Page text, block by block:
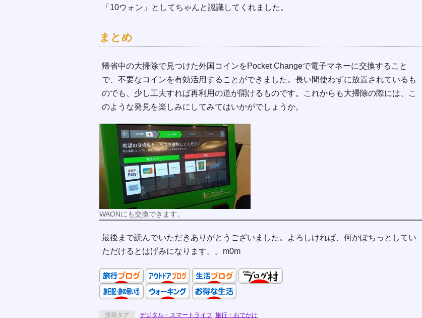
「10ウォン」としてちゃんと認識してくれました。
まとめ
帰省中の大掃除で見つけた外国コインをPocket Changeで電子マネーに交換すること
で、不要なコインを有効活用することができました。長い間使わずに放置されているも
のでも、少し工夫すれば再利用の道が開けるものです。これからも大掃除の際には、こ
のような発見を楽しみにしてみてはいかがでしょうか。
WAONにも交換できます。
最後まで読んでいただきありがとうございました。よろしければ、何かぽちっとしてい
ただけるとはげみになります。。m0m
投稿タグ デジタル・スマートライフ, 旅行・おでかけ